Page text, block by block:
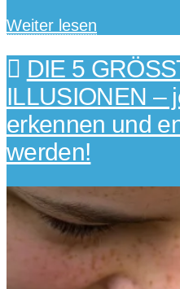
Weiter lesen
DIE 5
ILLUSIONEN –
erkennen und
werden!